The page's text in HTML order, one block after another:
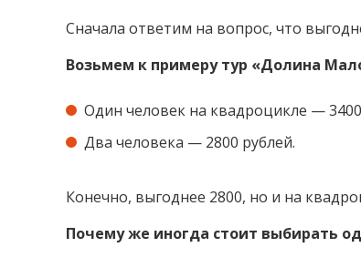
Сначала ответим на вопрос, что
Возьмем к примеру тур «Долина
Один человек на квадроцикле — 3400
Два человека — 2800 рублей.⁣⁣
Конечно, выгоднее 2800, но и на
Почему же иногда стоит выбирать